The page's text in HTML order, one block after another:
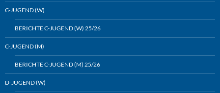
C-JUGEND (W)
BERICHTE C-JUGEND (W) 25/26
C-JUGEND (M)
BERICHTE C-JUGEND (M) 25/26
D-JUGEND (W)